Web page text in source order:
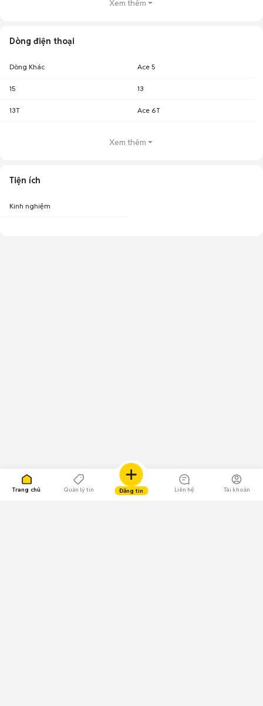
Trang chủ Quản lý tin Đăng tin Liên hệ Tài khoản
Xem thêm
Dòng điện thoại
Dòng Khác Ace 5
15 13
13T Ace 6T
Xem thêm
Tiện ích
Kinh nghiệm